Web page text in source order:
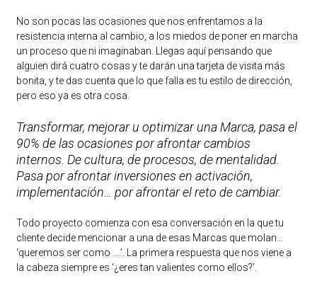
No son pocas las ocasiones que nos enfrentamos a la
resistencia interna al cambio, a los miedos de poner en marcha
un proceso que ni imaginaban. Llegas aquí pensando que
alguien dirá cuatro cosas y te darán una tarjeta de visita más
bonita, y te das cuenta que lo que falla es tu estilo de dirección,
pero eso ya es otra cosa.
Transformar, mejorar u optimizar una Marca, pasa el
90% de las ocasiones por afrontar cambios
internos. De cultura, de procesos, de mentalidad.
Pasa por afrontar inversiones en activación,
implementación… por afrontar el reto de cambiar.
Todo proyecto comienza con esa conversación en la que tu
cliente decide mencionar a una de esas Marcas que molan…
‘queremos ser como ….’. La primera respuesta que nos viene a
la cabeza siempre es ‘¿eres tan valientes como ellos?’.